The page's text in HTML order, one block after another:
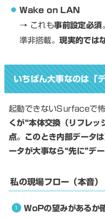
Wake on LAN
→ これも事前設定必須
準非搭載。現実的では
いちばん大事なのは「
起動できないSurfaceで怖
くが“本体交換（リフレッ
点。このとき内部データは
ータが大事なら“先に”デ
私の現場フロー（本音）
WoPの望みがあるか